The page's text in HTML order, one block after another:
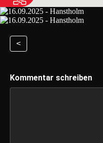
<
Kommentar schreiben